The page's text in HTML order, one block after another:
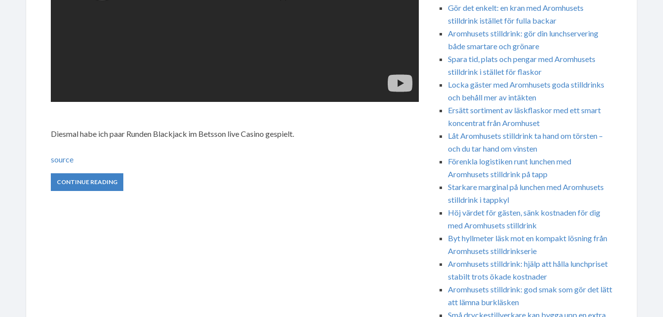
Diesmal habe ich paar Runden Blackjack im Betsson live Casino gespielt.
source
CONTINUE READING
Gör det enkelt: en kran med Aromhusets
stilldrink istället för fulla backar
Aromhusets stilldrink: gör din lunchservering
både smartare och grönare
Spara tid, plats och pengar med Aromhusets
stilldrink i stället för flaskor
Locka gäster med Aromhusets goda stilldrinks
och behåll mer av intäkten
Ersätt sortiment av läskflaskor med ett smart
koncentrat från Aromhuset
Låt Aromhusets stilldrink ta hand om törsten –
och du tar hand om vinsten
Förenkla logistiken runt lunchen med
Aromhusets stilldrink på tapp
Starkare marginal på lunchen med Aromhusets
stilldrink i tappkyl
Höj värdet för gästen, sänk kostnaden för dig
med Aromhusets stilldrink
Byt hyllmeter läsk mot en kompakt lösning från
Aromhusets stilldrinkserie
Aromhusets stilldrink: hjälp att hålla lunchpriset
stabilt trots ökade kostnader
Aromhusets stilldrink: god smak som gör det lätt
att lämna burkläsken
Små dryckestillverkare kan bygga upp en extra